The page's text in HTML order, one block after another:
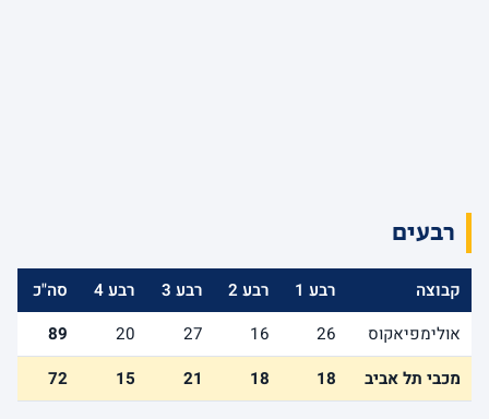
רבעים
קבוצה רבע 1 רבע 2 רבע 3 רבע 4
סה"כ
אולימפיאקוס
26
16
27
20
89
מכבי תל אביב
18
18
21
15
72